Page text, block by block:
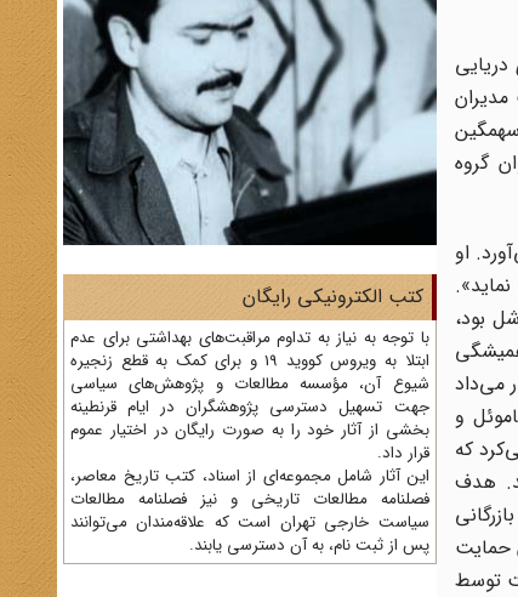
25 درصد و شل به عنوان گروه
او
بود،
می‌داد
و
که
هدف
انگلیس حمایت
شرکت توسط
کتب الکترونیکی رایگان
با توجه به نیاز به تداوم مراقبت‌های بهداشتی برای عدم
ابتلا به ویروس کووید 19 و برای کمک به قطع زنجیره
شیوع آن، مؤسسه مطالعات و پژوهش‌های سیاسی
جهت تسهیل دسترسی پژوهشگران در ایام قرنطینه
بخشی از آثار خود را به صورت رایگان در اختیار عموم
قرار داد.
این آثار شامل مجموعه‌ای از اسناد، کتب تاریخ معاصر،
فصلنامه‌ مطالعات تاریخی و نیز فصلنامه مطالعات
سیاست خارجی تهران است که علاقه‌مندان می‌توانند
پس از ثبت نام، به آن دسترسی یابند.